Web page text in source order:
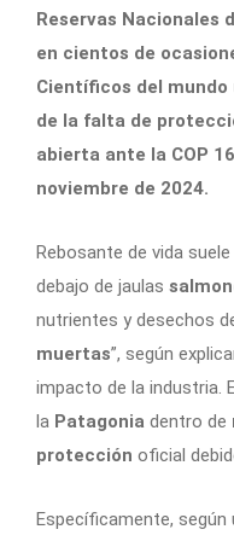
Reservas Nacionales
en cientos de
Científicos del
de la falta de
abierta ante la COP
noviembre de 2024.
Rebosante de vida
debajo de jaulas
nutrientes y desechos
muertas”, según
impacto de la industria.
la Patagonia dentro de
protección oficial
Específicamente,